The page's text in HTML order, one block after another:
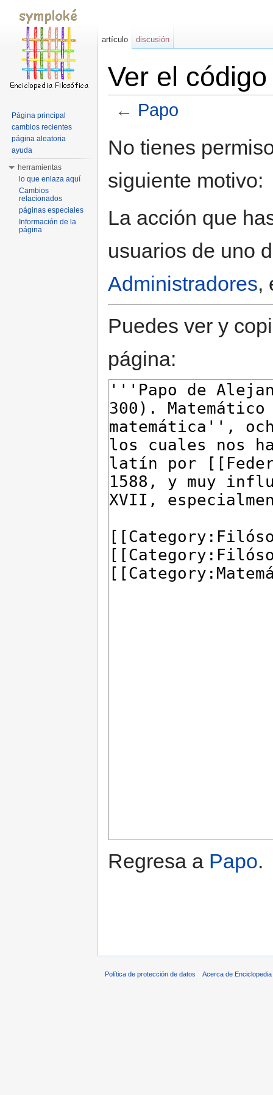
Ver el
← Papo
No tienes
siguiente motivo:
La acción que
usuarios de uno
Administradores,
Puedes ver y
página:
Regresa a Papo.
artículo discusión
Página principal
cambios recientes
página aleatoria
ayuda
herramientas
lo que enlaza aquí
Cambios
relacionados
páginas especiales
Información de la
página
Política de protección de datos Acerca de